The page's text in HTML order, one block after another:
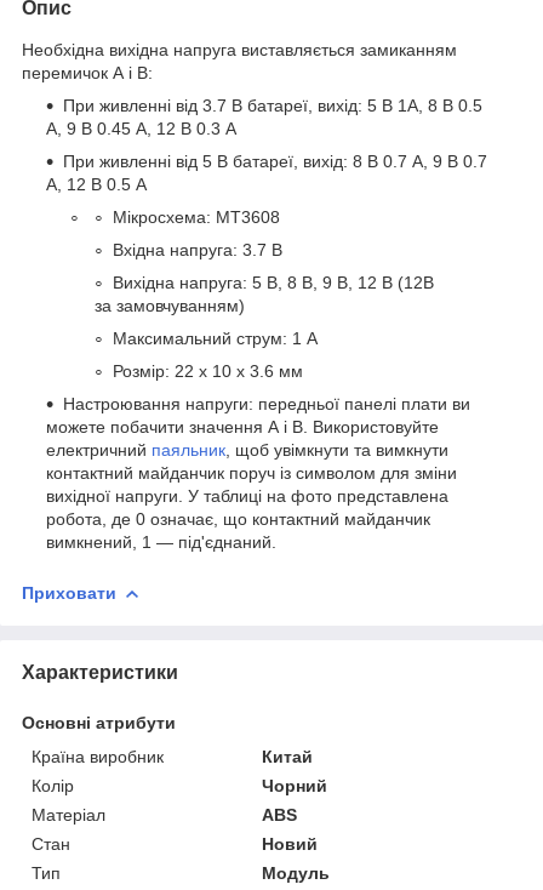
Опис
Необхідна вихідна напруга виставляється замиканням
перемичок А і В:
При живленні від 3.7 В батареї, вихід: 5 В 1А, 8 В 0.5
А, 9 В 0.45 А, 12 В 0.3 А
При живленні від 5 В батареї, вихід: 8 В 0.7 А, 9 В 0.7
А, 12 В 0.5 А
Мікросхема: MT3608
Вхідна напруга: 3.7 В
Вихідна напруга: 5 В, 8 В, 9 В, 12 В (12В
за замовчуванням)
Максимальний струм: 1 А
Розмір: 22 х 10 х 3.6 мм
Настроювання напруги: передньої панелі плати ви
можете побачити значення А і В. Використовуйте
електричний паяльник , щоб увімкнути та вимкнути
контактний майданчик поруч із символом для зміни
вихідної напруги. У таблиці на фото представлена
робота, де 0 означає, що контактний майданчик
вимкнений, 1 — під'єднаний.
Приховати
Характеристики
Основні атрибути
Країна виробник
Китай
Колір
Чорний
Матеріал
ABS
Стан
Новий
Тип
Модуль